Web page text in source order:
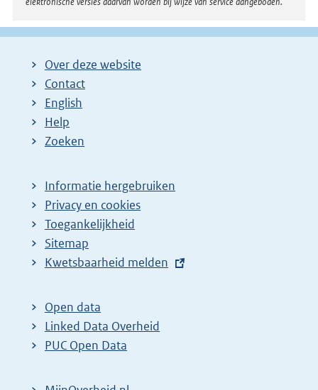
Over deze website
Contact
English
Help
Zoeken
Informatie hergebruiken
Privacy en cookies
Toegankelijkheid
Sitemap
E
t
e
r
Kwetsbaarheid melden
Open data
Linked Data Overheid
PUC Open Data